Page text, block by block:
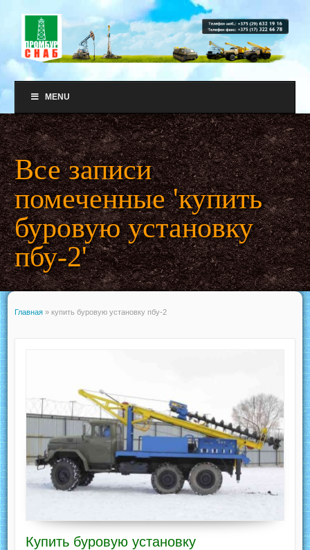
MENU
Все записи
помеченные 'купить
буровую установку
пбу-2'
Главная » купить буровую установку пбу-2
Купить буровую установку